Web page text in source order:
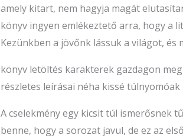
amely kitart, nem hagyja magát
könyv ingyen emlékeztető arra, hogy a
Kezünkben a jövőnk lássuk a világot, és
könyv letöltés karakterek gazdagon
részletes leírásai néha kissé túlnyomóak
A cselekmény egy kicsit túl ismerősnek
benne, hogy a sorozat javul, de ez az